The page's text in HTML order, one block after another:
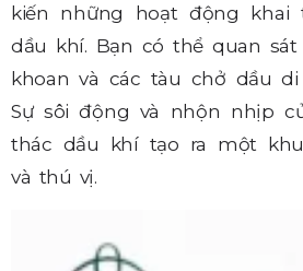
kiến những hoạt động khai
dầu khí. Bạn có thể quan sát
khoan và các tàu chở dầu
Sự sôi động và nhộn nhịp
thác dầu khí tạo ra một
và thú vị.